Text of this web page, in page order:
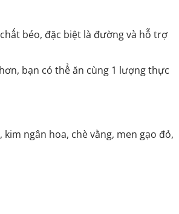
béo, đặc biệt là đường và hỗ trợ
bạn có thể ăn cùng 1 lượng thực
ngân hoa, chè vằng, men gạo đỏ,